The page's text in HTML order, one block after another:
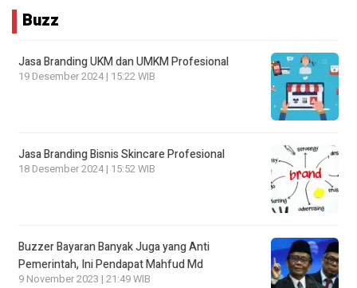
Buzz
Jasa Branding UKM dan UMKM Profesional
19 Desember 2024 | 15:22 WIB
Jasa Branding Bisnis Skincare Profesional
18 Desember 2024 | 15:52 WIB
Buzzer Bayaran Banyak Juga yang Anti
Pemerintah, Ini Pendapat Mahfud Md
9 November 2023 | 21:49 WIB